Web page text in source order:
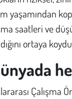
yaşamından
saatleri ve
ortaya
Çalışma